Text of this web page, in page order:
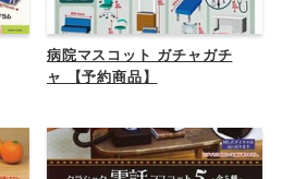
病院マスコット ガチャガチ
ャ 【予約商品】